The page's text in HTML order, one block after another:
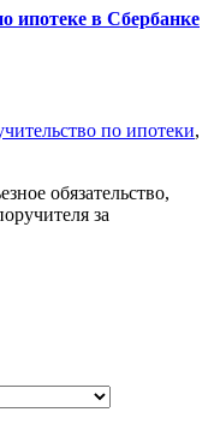
ипотеке в Сбербанке
по ипотеки,
обязательство,
за